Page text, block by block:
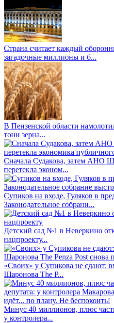
Страна считает каждый
загадочные миллионы и б...
В Пензенской области
тонн зерна...
Сначала Судакова, затем АНО
перетекла эконом...
Супиков на входе, Гуляков в
Законодательное собрани...
Детский сад №1 в Неверкино
нацпроекту...
«Своих» у Супикова не сдают:
Шаронова The P...
Минус 40 миллионов, плюс
у контролера...